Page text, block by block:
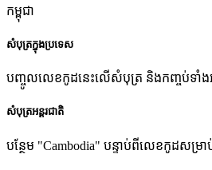
កម្ពុជា
សំបុត្រក្នុងប្រទេស
បញ្ចូលលេខកូដនេះលើសំបុត្រ និងកញ្ចប់ទាំងអ
សំបុត្រអន្តរជាតិ
បន្ថែម "Cambodia" បន្ទាប់ពីលេខកូដសម្រា